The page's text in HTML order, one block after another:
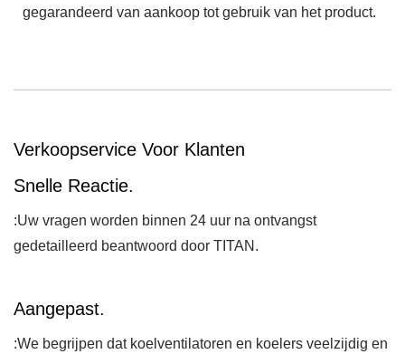
gegarandeerd van aankoop tot gebruik van het product.
Verkoopservice Voor Klanten
Snelle Reactie.
:Uw vragen worden binnen 24 uur na ontvangst
gedetailleerd beantwoord door TITAN.
Aangepast.
:We begrijpen dat koelventilatoren en koelers veelzijdig en